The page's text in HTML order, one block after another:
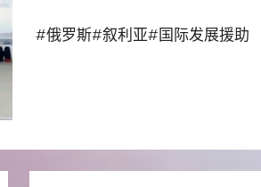
#俄罗斯#叙利亚#国际发展援助